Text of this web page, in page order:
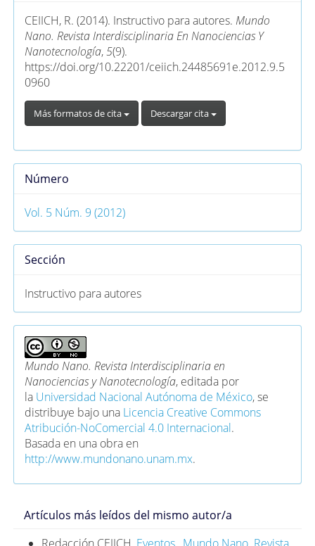
artículo
CEIICH, R. (2014). Instructivo para autores. Mundo
Nano. Revista Interdisciplinaria En Nanociencias Y
Nanotecnología,5(9).
https://doi.org/10.22201/ceiich.24485691e.2012.9.5
0960
Más formatos de cita Descargar cita
Número
Vol. 5 Núm. 9 (2012)
Sección
Instructivo para autores
Mundo Nano. Revista Interdisciplinaria en
Nanociencias y Nanotecnología, editada por
la Universidad Nacional Autónoma de México, se
distribuye bajo una Licencia Creative Commons
Atribución-NoComercial 4.0 Internacional.
Basada en una obra en
http://www.mundonano.unam.mx.
Artículos más leídos del mismo autor/a